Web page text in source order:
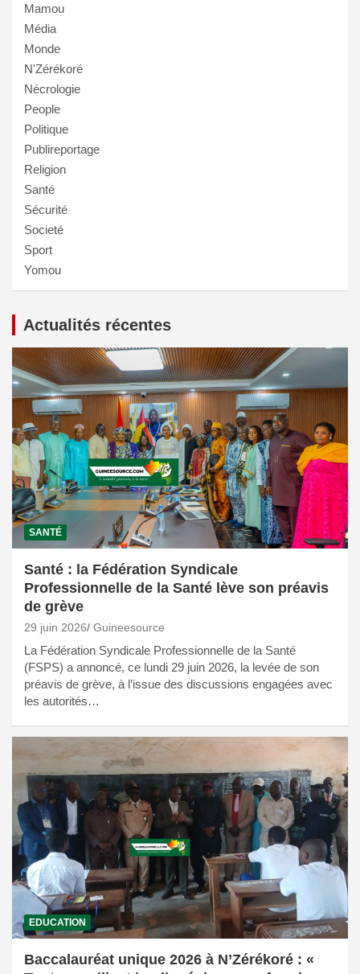
Mamou
Média
Monde
N'Zérékoré
Nécrologie
People
Politique
Publireportage
Religion
Santé
Sécurité
Societé
Sport
Yomou
Actualités récentes
SANTÉ
Santé : la Fédération Syndicale
Professionnelle de la Santé lève son préavis
de grève
29 juin 2026 Guineesource
La Fédération Syndicale Professionnelle de la Santé
(FSPS) a annoncé, ce lundi 29 juin 2026, la levée de son
préavis de grève, à l’issue des discussions engagées avec
les autorités…
EDUCATION
Baccalauréat unique 2026 à N’Zérékoré : «